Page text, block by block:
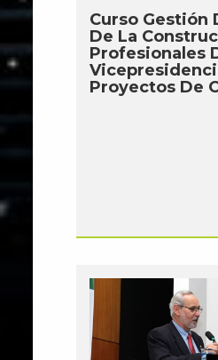
Curso Gestión
De La
Profesionales
Proyectos De